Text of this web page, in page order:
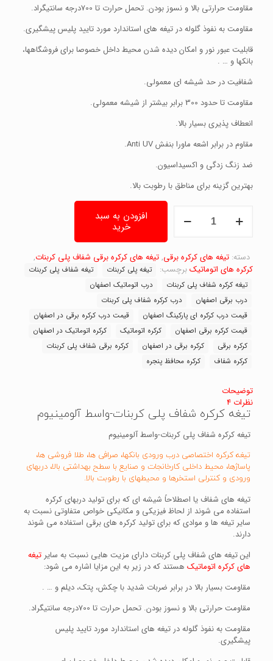
مقاومت حرارتی بالا و نسوز بودن. تحمل حرارت تا 700درجه سانتیگراد.
مقاومت به نفوذ گلوله در تیغه های استاندارد مورد تایید پلیس پیشگیری.
قابلیت عبور نور و امکان دیده شدن محیط داخل خصوصا برای فروشگاهها،
بانکها و … .
شفافیت در حد شیشه ای معمولی.
مقاومت تا حدود 300 برابر بیشتر از شیشه معمولی.
انعطاف پذیری بسیار بالا.
مقاوم در برابر اشعه ماورا بنفش Anti UV.
ضد زنگ زدگی و اکسیداسیون.
بهترین گزینه برای مناطق با رطوبت بالا.
کرکره
کربنات-
واسط
آلومینیوم
عدد
افزودن به سبد
خرید
دسته: تیغه های کرکره برقی,تیغه های کرکره برقی شفاف پلی کربنات,
کرکره های اتوماتیکبرچسب: تیغه پلی کربنات
تیغه شفاف پلی کربنات
تیغه کرکره شفاف پلی کربنات
درب اتوماتیک اصفهان
درب برقی اصفهان
درب کرکره شفاف پلی کربنات
قیمت درب کرکره ای پارکینگ اصفهان
قیمت درب کرکره برقی در اصفهان
قیمت کرکره برقی اصفهان
کرکره اتوماتیک
کرکره اتوماتیک در اصفهان
کرکره برقی
کرکره برقی در اصفهان
کرکره برقی شفاف پلی کربنات
کرکره شفاف
کرکره محافظ پنجره
توضیحات
نظرات 4
تیغه کرکره شفاف پلی کربنات-واسط آلومینیوم
تیغه کرکره شفاف پلی کربنات-واسط آلومینیوم
تیغه کرکره اختصاصی درب ورودی بانکها، صرافی ها، طلا فروشی ها،
پاساژها، محیط داخلی کارخانجات و صنایع با سطح بهداشتی بالا، دربهای
ورودی و کنترلی استخرها و محیطهای با رطوبت بالا.
تیغه های شفاف یا اصطلاحاً شیشه ای که برای تولید دربهای کرکره
استفاده می شوند از لحاظ فیزیکی و مکانیکی خواص متفاوتی نسبت به
سایر تیغه ها و موادی که برای تولید کرکره های برقی استفاده می شوند
دارند.
این تیغه های شفاف پلی کربنات دارای مزیت هایی نسبت به سایرتیغه
های کرکره اتوماتیکهستند که در زیر به این مزایا اشاره می شود:
مقاومت بسیار بالا در برابر ضربات شدید با چکش، پتک، دیلم و … .
مقاومت حرارتی بالا و نسوز بودن. تحمل حرارت تا 700درجه سانتیگراد.
مقاومت به نفوذ گلوله در تیغه های استاندارد مورد تایید پلیس
پیشگیری.